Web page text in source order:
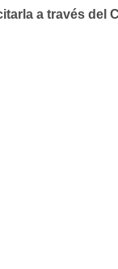
a través del